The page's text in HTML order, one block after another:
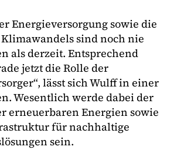
Energieversorgung sowie die
sind noch nie
als derzeit. Entsprechend
jetzt die Rolle der
lässt sich Wulff in einer
Wesentlich werde dabei der
erneuerbaren Energien sowie
für nachhaltige
sein.